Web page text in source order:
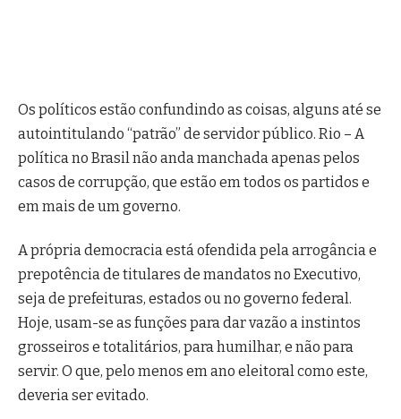
Os políticos estão confundindo as coisas, alguns até se
autointitulando “patrão” de servidor público. Rio – A
política no Brasil não anda manchada apenas pelos
casos de corrupção, que estão em todos os partidos e
em mais de um governo.
A própria democracia está ofendida pela arrogância e
prepotência de titulares de mandatos no Executivo,
seja de prefeituras, estados ou no governo federal.
Hoje, usam-se as funções para dar vazão a instintos
grosseiros e totalitários, para humilhar, e não para
servir. O que, pelo menos em ano eleitoral como este,
deveria ser evitado.